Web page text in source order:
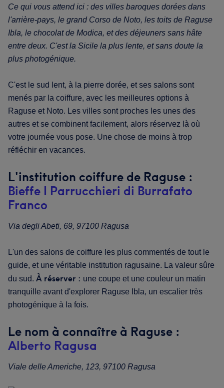
Ce qui vous attend ici : des villes baroques dorées dans
l'arrière-pays, le grand Corso de Noto, les toits de Raguse
Ibla, le chocolat de Modica, et des déjeuners sans hâte
entre deux. C'est la Sicile la plus lente, et sans doute la
plus photogénique.
C'est le sud lent, à la pierre dorée, et ses salons sont
menés par la coiffure, avec les meilleures options à
Raguse et Noto. Les villes sont proches les unes des
autres et se combinent facilement, alors réservez là où
votre journée vous pose. Une chose de moins à trop
réfléchir en vacances.
L'institution coiffure de Raguse :
Bieffe I Parrucchieri di Burrafato
Franco
Via degli Abeti, 69, 97100 Ragusa
L'un des salons de coiffure les plus commentés de tout le
guide, et une véritable institution ragusaine. La valeur sûre
du sud. À réserver : une coupe et une couleur un matin
tranquille avant d'explorer Raguse Ibla, un escalier très
photogénique à la fois.
Le nom à connaître à Raguse :
Alberto Ragusa
Viale delle Americhe, 123, 97100 Ragusa